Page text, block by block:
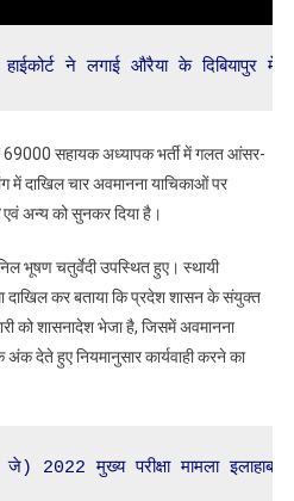
हाईकोर्ट ने लगाई औरैया के
सहायक अध्यापक भर्ती में गलत आंसर-
में दाखिल चार अवमानना याचिकाओं पर
एवं अन्य को सुनकर दिया है।
भूषण चतुर्वेदी उपस्थित हुए। स्थायी
दाखिल कर बताया कि प्रदेश शासन के संयुक्त
को शासनादेश भेजा है, जिसमें अवमानना
देते हुए नियमानुसार कार्यवाही करने का
जे) 2022 मुख्य परीक्षा मामला